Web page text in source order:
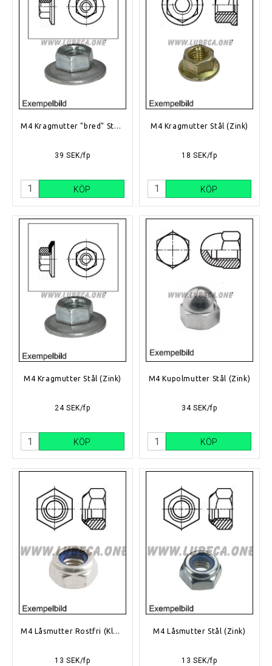
M4 Kragmutter "bred" Stål (Zink)
39 SEK/fp
KÖP
M4 Kragmutter Stål (Zink)
18 SEK/fp
KÖP
M4 Kragmutter Stål (Zink)
24 SEK/fp
KÖP
M4 Kupolmutter Stål (Zink)
34 SEK/fp
KÖP
M4 Låsmutter Rostfri (Klass A2)
13 SEK/fp
M4 Låsmutter Stål (Zink)
13 SEK/fp